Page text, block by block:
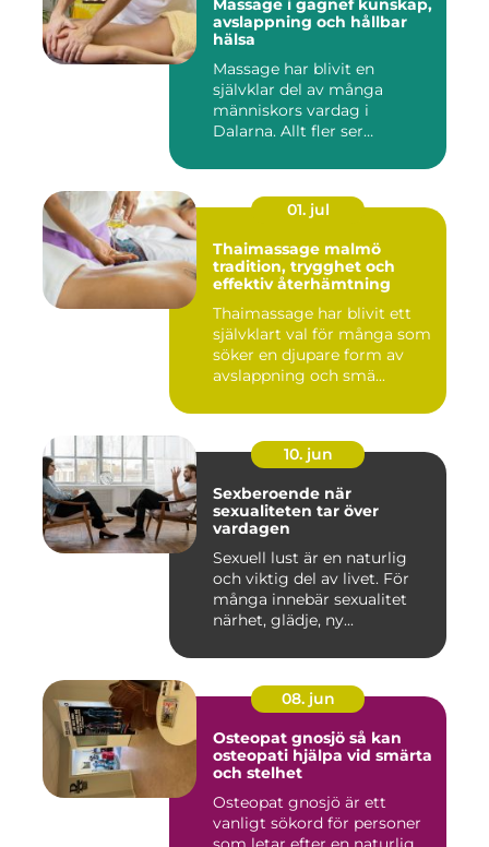
Massage i gagnef kunskap,
avslappning och hållbar
hälsa
Massage har blivit en
självklar del av många
människors vardag i
Dalarna. Allt fler ser
01. jul
Thaimassage malmö
tradition, trygghet och
effektiv återhämtning
Thaimassage har blivit ett
självklart val för många som
söker en djupare form av
avslappning och smä...
10. jun
Sexberoende när
sexualiteten tar över
vardagen
Sexuell lust är en naturlig
och viktig del av livet. För
många innebär sexualitet
närhet, glädje, ny...
08. jun
Osteopat gnosjö så kan
osteopati hjälpa vid smärta
och stelhet
Osteopat gnosjö är ett
vanligt sökord för personer